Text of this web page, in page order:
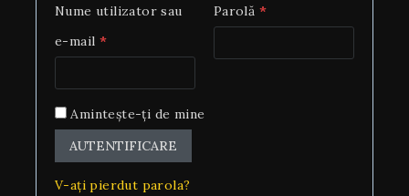
Nume utilizator sau
e-mail *
Parolă *
Amintește-ți de mine
AUTENTIFICARE
V-ați pierdut parola?